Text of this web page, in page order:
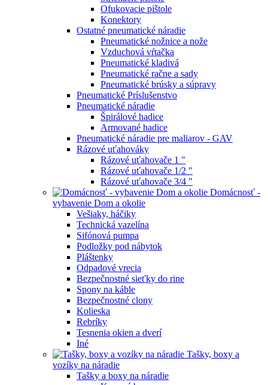
Ofukovacie pištole
Konektory
Ostatné pneumatické náradie
Pneumatické nožnice a nože
Vzduchová vŕtačka
Pneumatické kladivá
Pneumatické račne a sady
Pneumatické brúsky a súpravy
Pneumatické Príslušenstvo
Pneumatické náradie
Špirálové hadice
Armované hadice
Pneumatické náradie pre maliarov - GAV
Rázové uťahováky
Rázové uťahovače 1 "
Rázové uťahovače 1/2 "
Rázové uťahovače 3/4 "
Domácnosť -
vybavenie Dom a okolie
Vešiaky, háčiky
Technická vazelína
Sifónová pumpa
Podložky pod nábytok
Pláštenky
Odpadové vrecia
Bezpečnostné sieťky do rine
Spony na káble
Bezpečnostné clony
Kolieska
Rebríky
Tesnenia okien a dverí
Iné
Tašky, boxy a
vozíky na náradie
Tašky a boxy na náradie